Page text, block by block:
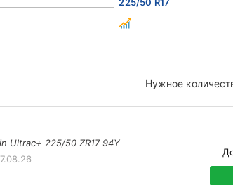
225/50 R17
Нужное
Ultrac+ 225/50 ZR17 94Y